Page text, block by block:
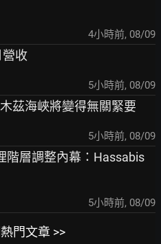
4小時前, 08/09
營收
5小時前, 08/09
茲海峽將變得無關緊要
5小時前, 08/09
階層調整內幕：Hassabis
5小時前, 08/09
門文章 >>